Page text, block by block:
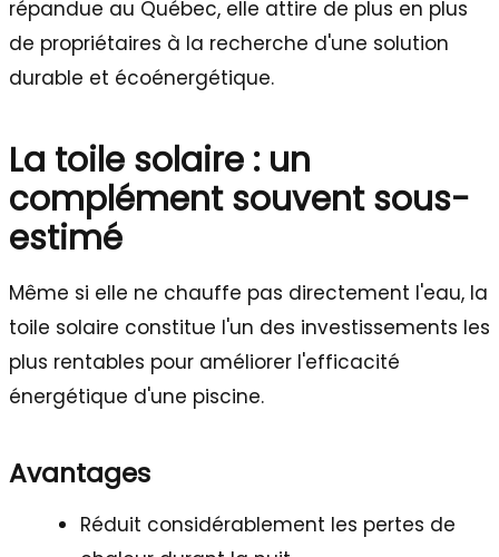
répandue au Québec, elle attire de plus en plus
de propriétaires à la recherche d'une solution
durable et écoénergétique.
La toile solaire : un
complément souvent sous-
estimé
Même si elle ne chauffe pas directement l'eau, la
toile solaire constitue l'un des investissements les
plus rentables pour améliorer l'efficacité
énergétique d'une piscine.
Avantages
Réduit considérablement les pertes de